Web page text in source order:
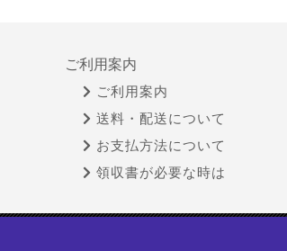
ご利用案内
ご利用案内
送料・配送について
お支払方法について
領収書が必要な時は